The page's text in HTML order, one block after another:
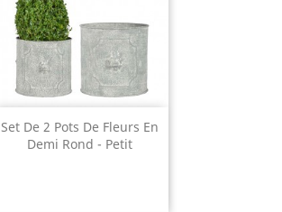
Set De 2 Pots De Fleurs En
Demi Rond - Petit